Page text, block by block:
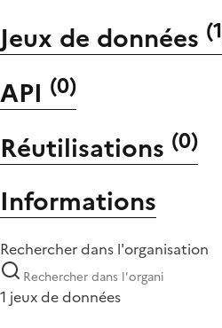
Jeux de données (1
API (0)
Réutilisations (0)
Informations
Rechercher dans l'organisation
1 jeux de données